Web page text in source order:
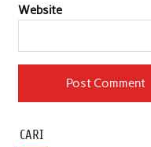
Website
CARI